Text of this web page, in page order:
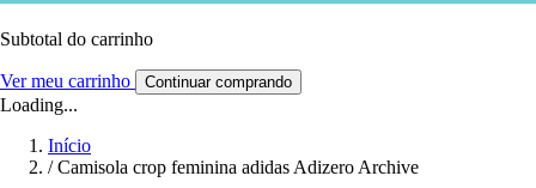
Subtotal do carrinho
Ver meu carrinho Continuar comprando
Loading...
Início
/ Camisola crop feminina adidas Adizero Archive